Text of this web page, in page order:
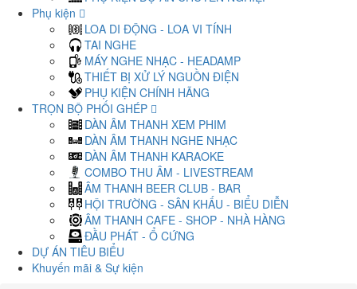
Phụ kiện
LOA DI ĐỘNG - LOA VI TÍNH
TAI NGHE
MÁY NGHE NHẠC - HEADAMP
THIẾT BỊ XỬ LÝ NGUỒN ĐIỆN
PHỤ KIỆN CHÍNH HÃNG
TRỌN BỘ PHỐI GHÉP
DÀN ÂM THANH XEM PHIM
DÀN ÂM THANH NGHE NHẠC
DÀN ÂM THANH KARAOKE
COMBO THU ÂM - LIVESTREAM
ÂM THANH BEER CLUB - BAR
HỘI TRƯỜNG - SÂN KHẤU - BIỂU DIỄN
ÂM THANH CAFE - SHOP - NHÀ HÀNG
ĐẦU PHÁT - Ổ CỨNG
DỰ ÁN TIÊU BIỂU
Khuyến mãi & Sự kiện